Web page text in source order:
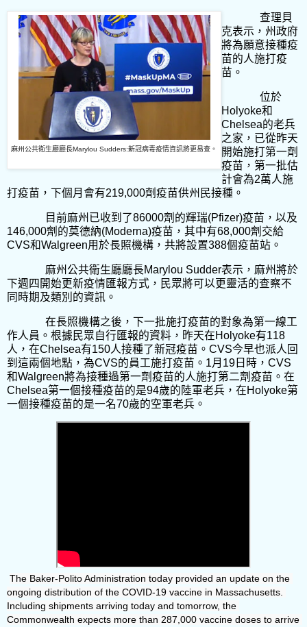
麻州公共衛生廳廳長Marylou Sudders:新冠病毒疫情資訊將更易查。
查理貝
克表示，州政府
將為願意接種疫
苗的人施打疫
苗。
位於
Holyoke和
Chelsea的老兵
之家，已從昨天
開始施打第一劑
疫苗，第一批估
計會為2萬人施
打疫苗，下個月會有219,000劑疫苗供州民接種。
目前麻州已收到了86000劑的輝瑞(Pfizer)疫苗，以及
146,000劑的莫德納(Moderna)疫苗，其中有68,000劑交給
CVS和Walgreen用於長照機構，共將設置388個疫苗站。
麻州公共衛生廳廳長Marylou Sudder表示，麻州將於
下週四開始更新疫情匯報方式，民眾將可以更靈活的查察不
同時期及類別的資訊。
在長照機構之後，下一批施打疫苗的對象為第一線工
作人員。根據民眾自行匯報的資料，昨天在Holyoke有118
人，在Chelsea有150人接種了新冠疫苗。 CVS今早也派人回
到這兩個地點，為CVS的員工施打疫苗。 1月 19 日時， CVS
和Walgreen將為接種過第一劑疫苗的人施打第二劑疫苗。在
Chelsea第一個接種疫苗的是94歲的陸軍老兵，在Holyoke第
一個接種疫苗的是一名70歲的空軍老兵。
The Baker-Polito Administration today provided an update on the
ongoing distribution of the COVID-19 vaccine in Massachusetts.
Including shipments arriving today and tomorrow, the
Commonwealth expects more than 287,000 vaccine doses to arrive